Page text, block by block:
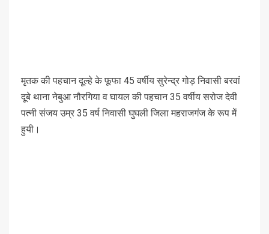
मृतक की पहचान दूल्‍हे के फूफा 45 वर्षीय सुरेन्द्र गोड़ निवासी बरवां
दूबे थाना नेबुआ नौरगिया व घायल की पहचान 35 वर्षीय सरोज देवी
पत्नी संजय उम्र 35 वर्ष निवासी घुघली जिला महराजगंज के रूप में
हुयी।